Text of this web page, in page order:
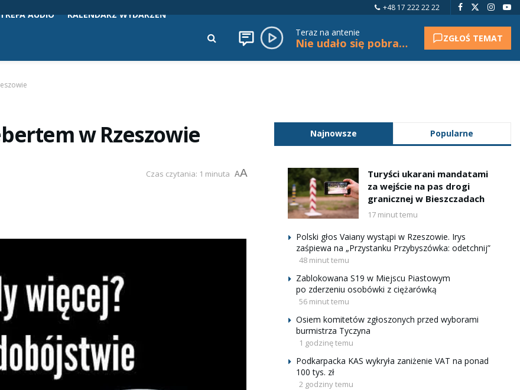
+48 17 222 22 22
AUDIO KALENDARZ WYDARZEŃ
Teraz na antenie
Nie udało się pobrać tytułu. ZGŁOŚ TEMAT
w Rzeszowie
Czas czytania: 1 minuta AA
Najnowsze Popularne
Turyści ukarani mandatami
za wejście na pas drogi
granicznej w Bieszczadach
17 minut temu
Polski głos Vaiany wystąpi w Rzeszowie. Irys
zaśpiewa na „Przystanku Przybyszówka: odetchnij”
48 minut temu
Zablokowana S19 w Miejscu Piastowym
po zderzeniu osobówki z ciężarówką
56 minut temu
Osiem komitetów zgłoszonych przed wyborami
burmistrza Tyczyna
1 godzinę temu
Podkarpacka KAS wykryła zaniżenie VAT na ponad
100 tys. zł
2 godziny temu